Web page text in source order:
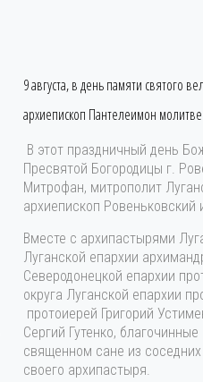
9 августа, в день памяти святого
архиепископ Пантелеимон
В этот праздничный день
Пресвятой Богородицы г.
Митрофан, митрополит
архиепископ Ровеньковский
Вместе с архипастырями
Луганской епархии
Северодонецкой епархии
округа Луганской епархии
протоиерей Григорий
Сергий Гутенко,
священном сане из
своего архипастыря.